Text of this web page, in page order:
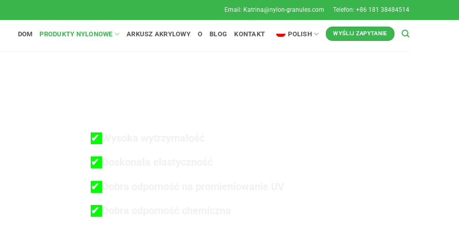
Email: Katrina@nylon-granules.com Telefon: +86 181 38484514
DOM PRODUKTY NYLONOWE ARKUSZ AKRYLOWY O BLOG KONTAKT POLISH WYŚLIJ ZAPYTANIE
✔
✔
✔
✔